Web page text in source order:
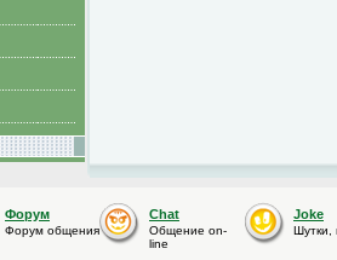
Форум
Форум общения
Chat
Общение on-
line
Joke
Шутки,